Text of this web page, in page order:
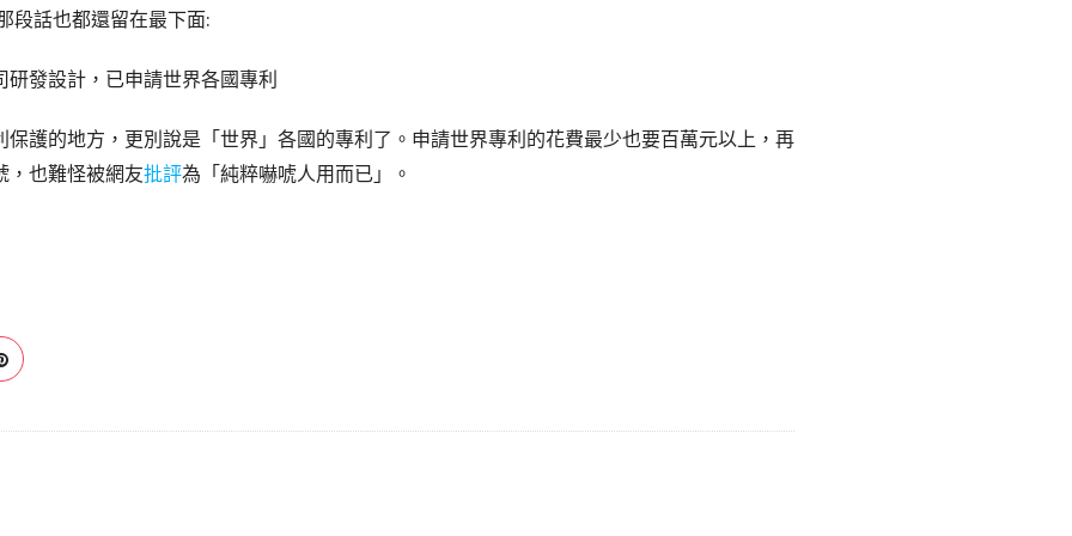
段話也都還留在最下面:
發設計，已申請世界各國專利
護的地方，更別說是「世界」各國的專利了。申請世界專利的花費最少也要百萬元以上，再
，也難怪被網友批評為「純粹嚇唬人用而已」。